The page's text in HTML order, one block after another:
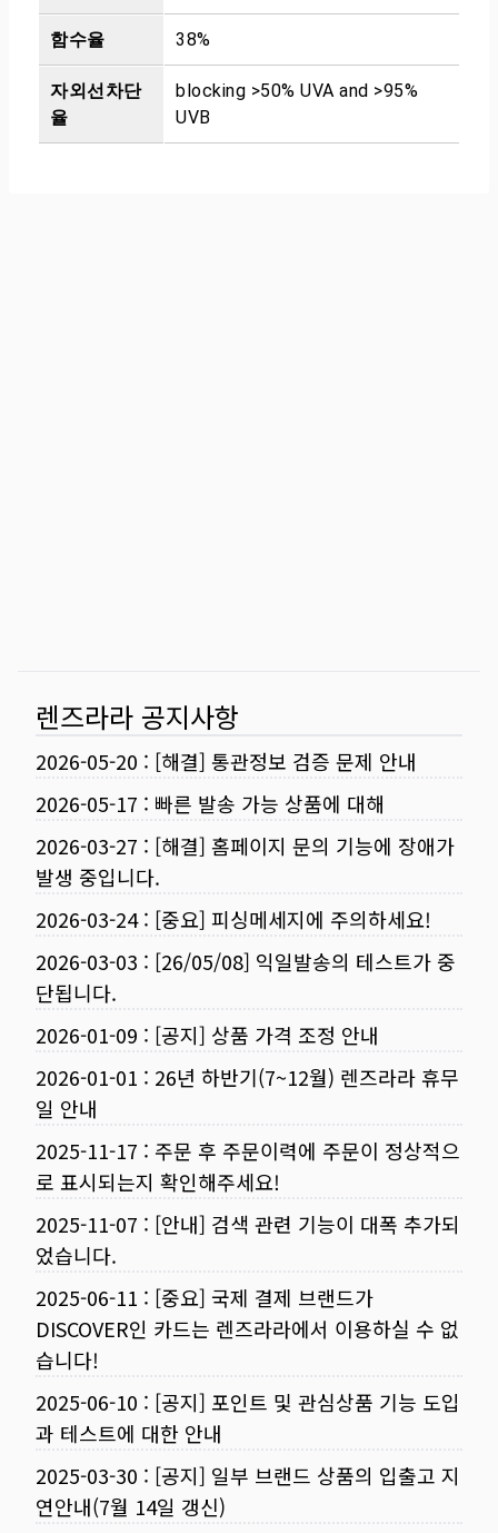
함수율 38%
자외선차단
율
blocking >50% UVA and >95%
UVB
렌즈라라 공지사항
2026-05-20 : [해결] 통관정보 검증 문제 안내
2026-05-17 : 빠른 발송 가능 상품에 대해
2026-03-27 : [해결] 홈페이지 문의 기능에 장애가
발생 중입니다.
2026-03-24: [중요] 피싱메세지에 주의하세요!
2026-03-03 : [26/05/08] 익일발송의 테스트가 중
단됩니다.
2026-01-09 : [공지] 상품 가격 조정 안내
2026-01-01 : 26년 하반기(7~12월) 렌즈라라 휴무
일 안내
2025-11-17 : 주문 후 주문이력에 주문이 정상적으
로 표시되는지 확인해주세요!
2025-11-07 : [안내] 검색 관련 기능이 대폭 추가되
었습니다.
2025-06-11 : [중요] 국제 결제 브랜드가
DISCOVER인 카드는 렌즈라라에서 이용하실 수 없
습니다!
2025-06-10 : [공지] 포인트 및 관심상품 기능 도입
과 테스트에 대한 안내
2025-03-30 : [공지] 일부 브랜드 상품의 입출고 지
연안내(7월 14일 갱신)